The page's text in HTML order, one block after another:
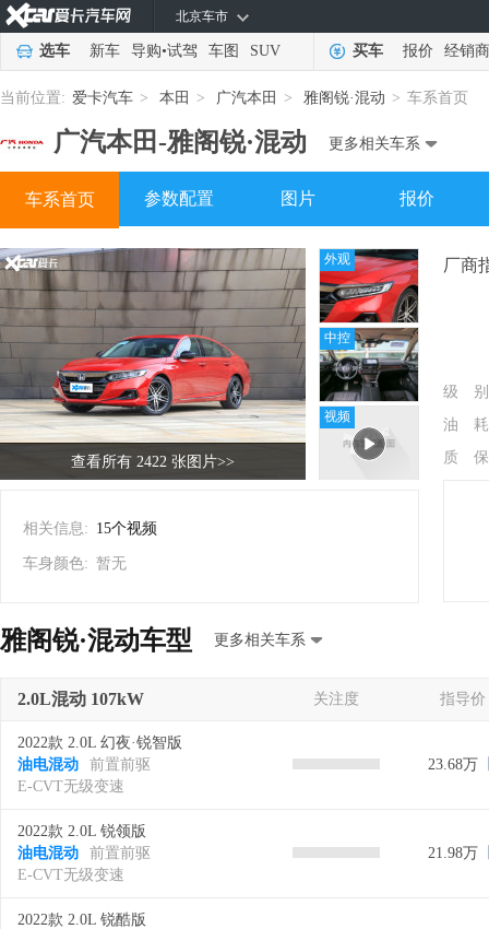
北京车市
选车 新车 导购•试驾 车图 SUV 买车 报价 经销商
当前位置: 爱卡汽车 > 本田 > 广汽本田 > 雅阁锐·混动 > 车系首页
广汽本田-雅阁锐·混动 更多相关车系
车系首页 参数配置 图片 报价
查看所有 2422 张图片>>
外观
中控
视频
相关信息: 15个视频
车身颜色: 暂无
厂商
级 别
油 耗
质 保
雅阁锐·混动车型 更多相关车系
2.0L混动 107kW 关注度 指导价
2022款 2.0L 幻夜·锐智版
油电混动
前置前驱
E-CVT无级变速
23.68万
2022款 2.0L 锐领版
油电混动
前置前驱
E-CVT无级变速
21.98万
2022款 2.0L 锐酷版